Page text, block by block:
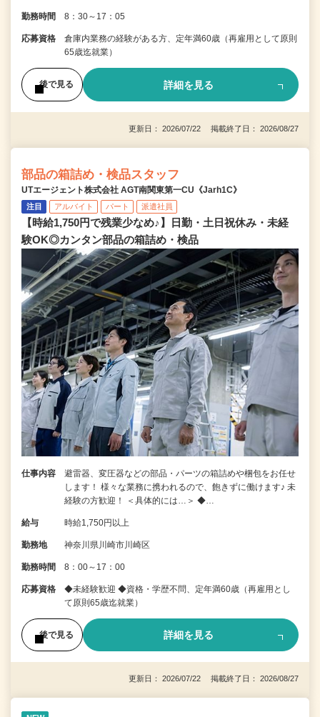
勤務時間 8：30～17：05
応募資格
倉庫内業務の経験がある方、定年満60歳（再雇用として原則
65歳迄就業）
後で見る 詳細を見る
更新日： 2026/07/22 掲載終了日： 2026/08/27
部品の箱詰め・検品スタッフ
UTエージェント株式会社 AGT南関東第一CU《Jarh1C》
注目 アルバイト パート 派遣社員
【時給1,750円で残業少なめ♪】日勤・土日祝休み・未経
験OK◎カンタン部品の箱詰め・検品
仕事内容
避雷器、変圧器などの部品・パーツの箱詰めや梱包をお任せ
します！ 様々な業務に携われるので、飽きずに働けます♪ 未
経験の方歓迎！ ＜具体的には…＞ ◆…
給与 時給1,750円以上
勤務地 神奈川県川崎市川崎区
勤務時間 8：00～17：00
応募資格
◆未経験歓迎 ◆資格・学歴不問、定年満60歳（再雇用とし
て原則65歳迄就業）
後で見る 詳細を見る
更新日： 2026/07/22 掲載終了日： 2026/08/27